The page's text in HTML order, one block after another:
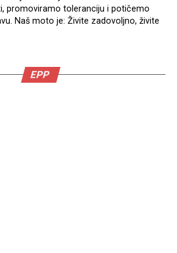
promoviramo toleranciju i potičemo
Naš moto je: Živite zadovoljno, živite
EPP